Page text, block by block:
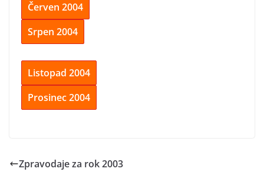
Červen 2004
Srpen 2004
Listopad 2004
Prosinec 2004
Zpravodaje za rok 2003